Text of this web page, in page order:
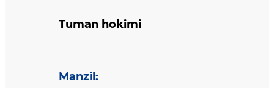
Tuman hokimi
Manzil :